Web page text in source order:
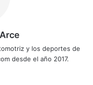
y los deportes de
desde el año 2017.